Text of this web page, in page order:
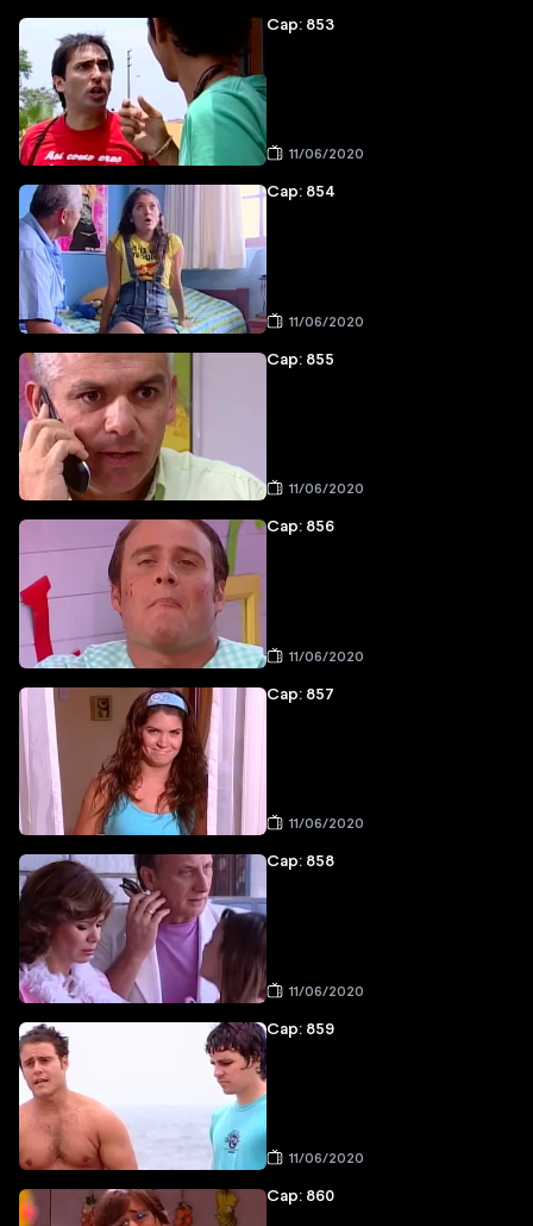
Cap: 853
11/06/2020
Cap: 854
11/06/2020
Cap: 855
11/06/2020
Cap: 856
11/06/2020
Cap: 857
11/06/2020
Cap: 858
11/06/2020
Cap: 859
11/06/2020
Cap: 860